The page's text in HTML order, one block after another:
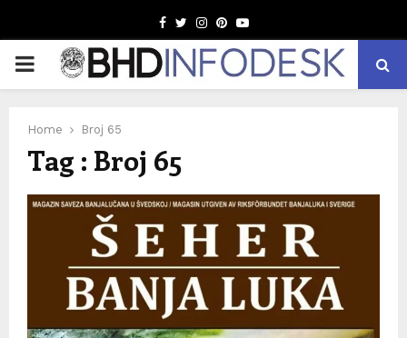
Facebook
TwitterInstagram
Pinterest
Youtube
PRIMARY
Home Broj 65
Tag : Broj 65